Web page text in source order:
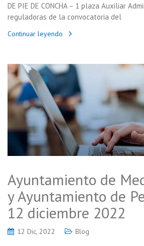
DE PIE DE CONCHA – 1 plaza Auxiliar
reguladoras de la convocatoria del
Continuar leyendo
Ayuntamiento de
y Ayuntamiento de
12 diciembre 2022
12 Dic, 2022 Blog